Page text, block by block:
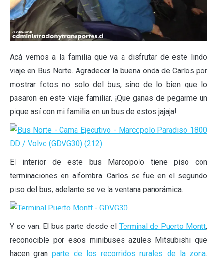
Acá vemos a la familia que va a disfrutar de este lindo
viaje en Bus Norte. Agradecer la buena onda de Carlos por
mostrar fotos no solo del bus, sino de lo bien que lo
pasaron en este viaje familiar. ¡Que ganas de pegarme un
pique así con mi familia en un bus de estos jajaja!
El interior de este bus Marcopolo tiene piso con
terminaciones en alfombra. Carlos se fue en el segundo
piso del bus, adelante se ve la ventana panorámica.
Y se van. El bus parte desde el Terminal de Puerto Montt,
reconocible por esos minibuses azules Mitsubishi que
hacen granparte de los recorridos rurales de la zona.